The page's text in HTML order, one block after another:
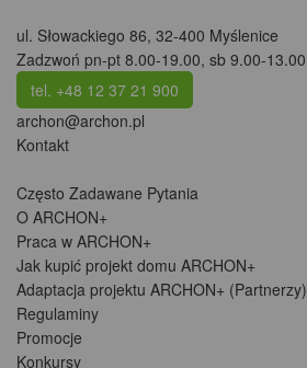
ul. Słowackiego 86, 32-400 Myślenice
Zadzwoń pn-pt 8.00-19.00, sb 9.00-13.00
tel. +48 12 37 21 900
archon@archon.pl
Kontakt
Często Zadawane Pytania
O ARCHON+
Praca w ARCHON+
Jak kupić projekt domu ARCHON+
Adaptacja projektu ARCHON+ (Partnerzy)
Regulaminy
Promocje
Konkursy